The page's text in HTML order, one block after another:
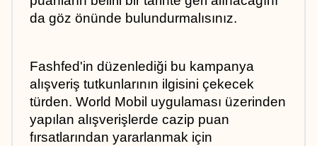
da göz önünde bulundurmalısınız.
Fashfed'in düzenlediği bu kampanya
alışveriş tutkunlarının ilgisini çekecek
türden. World Mobil uygulaması üzerinden
yapılan alışverişlerde cazip puan
fırsatlarından yararlanmak için